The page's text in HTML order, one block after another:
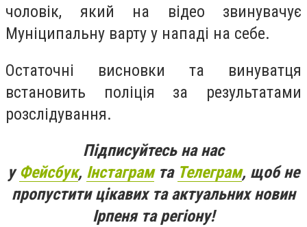
чоловік, який на відео звинувачує
Муніципальну варту у нападі на себе.
Остаточні висновки та винуватця
встановить поліція за результатами
розслідування.
Підписуйтесь на нас
уФейсбук, Інстаграмта Телеграм, щоб не
пропустити цікавих та актуальних новин
Ірпеня та регіону!